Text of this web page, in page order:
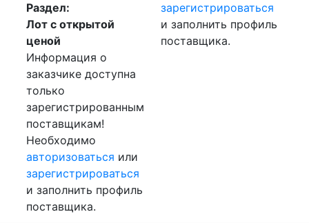
Раздел:
Лот с открытой
ценой
Информация о
заказчике доступна
только
зарегистрированным
поставщикам!
Необходимо
авторизоваться или
зарегистрироваться
и заполнить профиль
поставщика.
зарегистрироваться
и заполнить профиль
поставщика.